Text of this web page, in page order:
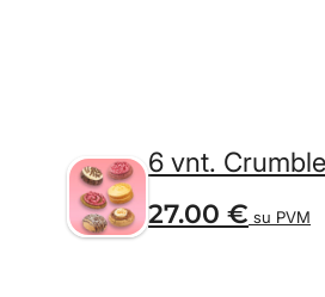
6 vnt.
27.00 € su PVM